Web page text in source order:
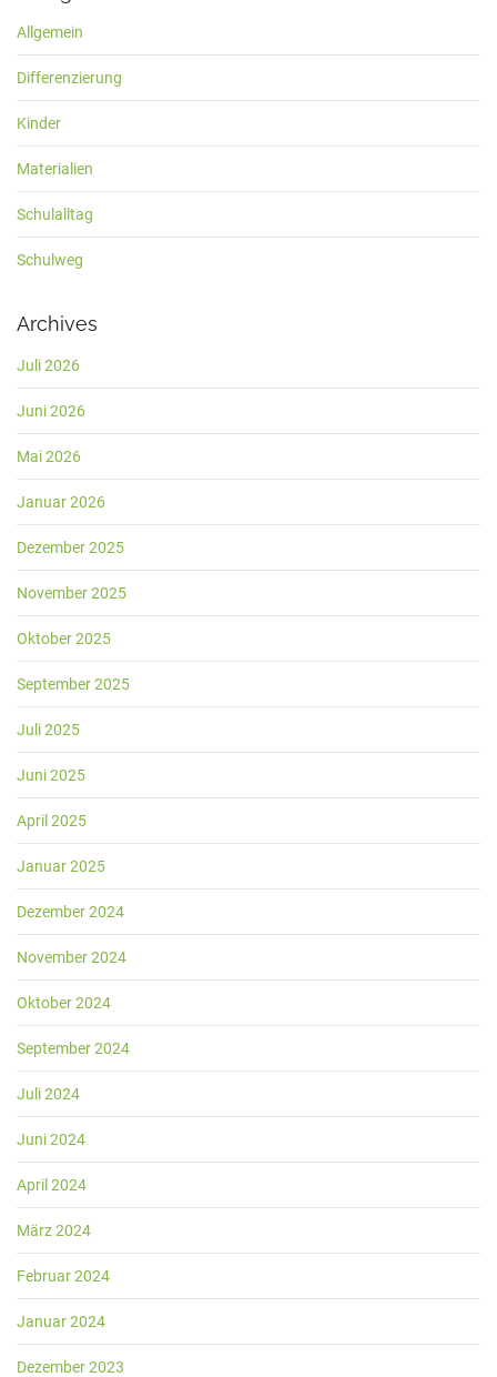
Allgemein
Differenzierung
Kinder
Materialien
Schulalltag
Schulweg
Archives
Juli 2026
Juni 2026
Mai 2026
Januar 2026
Dezember 2025
November 2025
Oktober 2025
September 2025
Juli 2025
Juni 2025
April 2025
Januar 2025
Dezember 2024
November 2024
Oktober 2024
September 2024
Juli 2024
Juni 2024
April 2024
März 2024
Februar 2024
Januar 2024
Dezember 2023